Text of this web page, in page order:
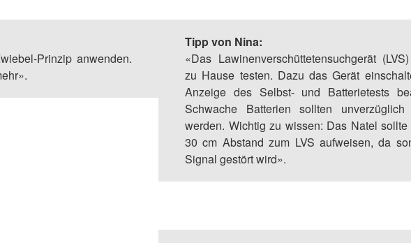
Prinzip anwenden.
Tipp von Nina:
«Das Lawinenverschüttetensuchgerät
zu Hause testen. Dazu das Gerät
Anzeige des Selbst- und Batterietests
Schwache Batterien sollten unverzüglich
werden. Wichtig zu wissen: Das Natel
30 cm Abstand zum LVS aufweisen, da
Signal gestört wird».